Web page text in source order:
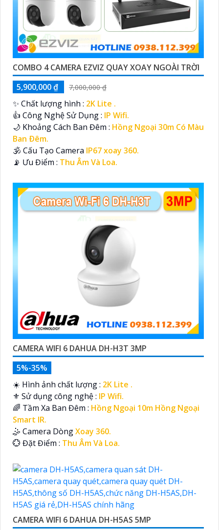
COMBO 4 CAMERA EZVIZ QUAY XOAY NGOÀI TRỜI
5,900,000 ₫
7,000,000 ₫
✨ Chất lượng hình : 2K Lite .
👍 Công Nghệ Sử Dụng : IP Wifi.
🌙 Khoảng Cách Ban Đêm : Hồng Ngoại 30m Có Màu
Ban Ðêm.
🕉️ Cấu Tạo Camera IP67 xoay 360.
️📡 Ưu Điểm : Thu Âm Và Loa.
CAMERA WIFI 6 DAHUA DH-H3T 3MP
5%-35%
☀️ Hình ảnh chất lượng : 2K Lite .
⚜️ Sử dụng công nghệ : IP Wifi.
🌈 Tầm Xa Ban Đêm : Hồng Ngoại 10m Hồng Ngoại
Smart IR.
🤹 Camera DòngXoay 360.
️💮 Đặt Điểm : Thu Âm Và Loa.
CAMERA WIFI 6 DAHUA DH-H5AS 5MP